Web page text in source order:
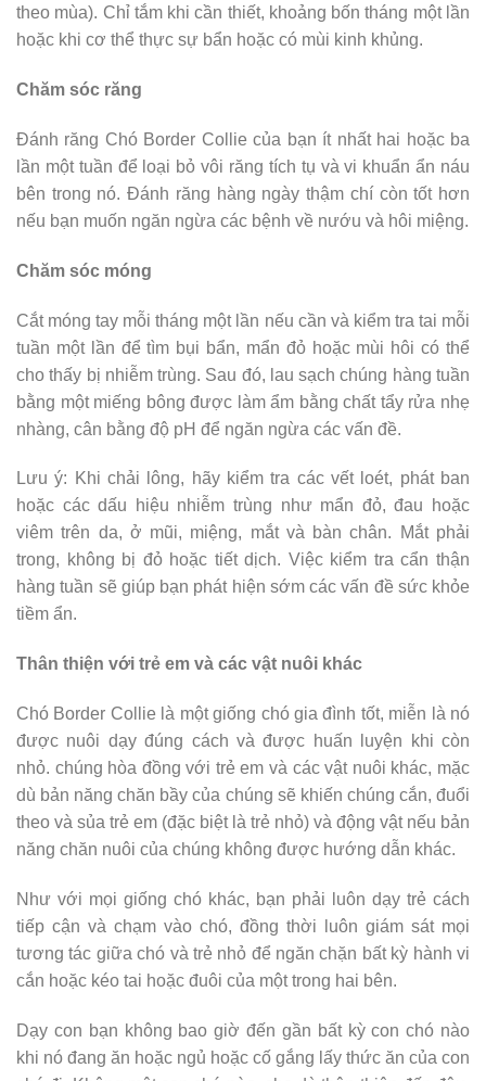
theo mùa). Chỉ tắm khi cần thiết, khoảng bốn tháng một lần
hoặc khi cơ thể thực sự bẩn hoặc có mùi kinh khủng.
Chăm sóc răng
Đánh răng Chó Border Collie của bạn ít nhất hai hoặc ba
lần một tuần để loại bỏ vôi răng tích tụ và vi khuẩn ẩn náu
bên trong nó. Đánh răng hàng ngày thậm chí còn tốt hơn
nếu bạn muốn ngăn ngừa các bệnh về nướu và hôi miệng.
Chăm sóc móng
Cắt móng tay mỗi tháng một lần nếu cần và kiểm tra tai mỗi
tuần một lần để tìm bụi bẩn, mẩn đỏ hoặc mùi hôi có thể
cho thấy bị nhiễm trùng. Sau đó, lau sạch chúng hàng tuần
bằng một miếng bông được làm ẩm bằng chất tẩy rửa nhẹ
nhàng, cân bằng độ pH để ngăn ngừa các vấn đề.
Lưu ý: Khi chải lông, hãy kiểm tra các vết loét, phát ban
hoặc các dấu hiệu nhiễm trùng như mẩn đỏ, đau hoặc
viêm trên da, ở mũi, miệng, mắt và bàn chân. Mắt phải
trong, không bị đỏ hoặc tiết dịch. Việc kiểm tra cẩn thận
hàng tuần sẽ giúp bạn phát hiện sớm các vấn đề sức khỏe
tiềm ẩn.
Thân thiện với trẻ em và các vật nuôi khác
Chó Border Collie là một giống chó gia đình tốt, miễn là nó
được nuôi dạy đúng cách và được huấn luyện khi còn
nhỏ. chúng hòa đồng với trẻ em và các vật nuôi khác, mặc
dù bản năng chăn bầy của chúng sẽ khiến chúng cắn, đuổi
theo và sủa trẻ em (đặc biệt là trẻ nhỏ) và động vật nếu bản
năng chăn nuôi của chúng không được hướng dẫn khác.
Như với mọi giống chó khác, bạn phải luôn dạy trẻ cách
tiếp cận và chạm vào chó, đồng thời luôn giám sát mọi
tương tác giữa chó và trẻ nhỏ để ngăn chặn bất kỳ hành vi
cắn hoặc kéo tai hoặc đuôi của một trong hai bên.
Dạy con bạn không bao giờ đến gần bất kỳ con chó nào
khi nó đang ăn hoặc ngủ hoặc cố gắng lấy thức ăn của con